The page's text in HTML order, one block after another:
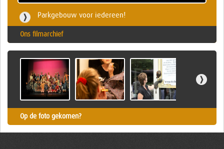
Parkgebouw voor iedereen!
Ons filmarchief
Op de foto gekomen?